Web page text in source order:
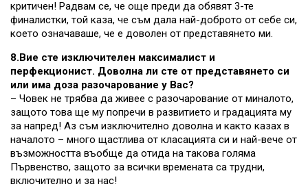
критичен! Радвам се, че още преди да обявят 3-те
финалистки, той каза, че съм дала най-доброто от себе си,
което означаваше, че е доволен от представянето ми.
8.Вие сте изключителен максималист и
перфекционист. Доволна ли сте от представянето си
или има доза разочарование у Вас?
– Човек не трябва да живее с разочарование от миналото,
защото това ще му попречи в развитието и градацията му
за напред! Аз съм изключително доволна и както казах в
началото – много щастлива от класацията си и най-вече от
възможността въобще да отида на такова голяма
Първенство, защото за всички времената са трудни,
включително и за нас!